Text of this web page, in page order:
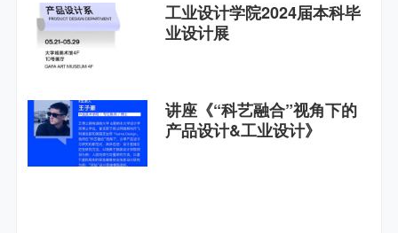
工业设计学院2024届本科毕
业设计展
讲座《“科艺融合”视角下的
产品设计&工业设计》